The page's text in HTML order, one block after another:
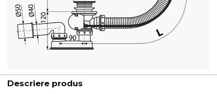
Descriere produs